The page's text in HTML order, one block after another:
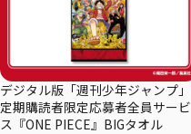
デジタル版「週刊少年ジャンプ」
定期購読者限定応募者全員サービ
ス『ONE PIECE』BIGタオル